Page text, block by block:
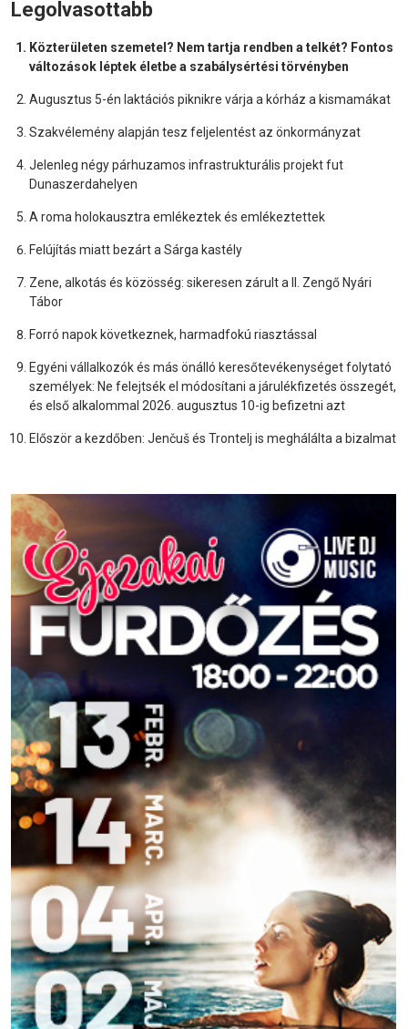
Legolvasottabb
Közterületen szemetel? Nem tartja rendben a telkét? Fontos
változások léptek életbe a szabálysértési törvényben
Augusztus 5-én laktációs piknikre várja a kórház a kismamákat
Szakvélemény alapján tesz feljelentést az önkormányzat
Jelenleg négy párhuzamos infrastrukturális projekt fut
Dunaszerdahelyen
A roma holokausztra emlékeztek és emlékeztettek
Felújítás miatt bezárt a Sárga kastély
Zene, alkotás és közösség: sikeresen zárult a II. Zengő Nyári
Tábor
Forró napok következnek, harmadfokú riasztással
Egyéni vállalkozók és más önálló keresőtevékenységet folytató
személyek: Ne felejtsék el módosítani a járulékfizetés összegét,
és első alkalommal 2026. augusztus 10-ig befizetni azt
Először a kezdőben: Jenčuš és Trontelj is meghálálta a bizalmat